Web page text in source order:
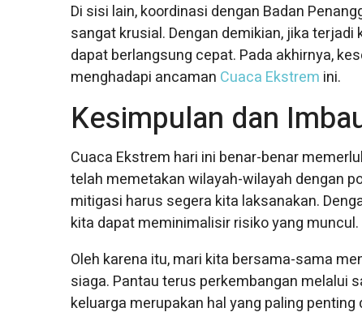
Di sisi lain, koordinasi dengan Badan
sangat krusial. Dengan demikian, jika
dapat berlangsung cepat. Pada akhirnya,
menghadapi ancaman Cuaca Ekstrem ini.
Kesimpulan dan
Cuaca Ekstrem hari ini benar-benar
telah memetakan wilayah-wilayah dengan
mitigasi harus segera kita laksanakan.
kita dapat meminimalisir risiko yang muncul.
Oleh karena itu, mari kita bersama-sama
siaga. Pantau terus perkembangan melalui
keluarga merupakan hal yang paling penting